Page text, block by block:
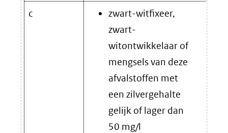
c
zwart-witfixeer,
zwart-
witontwikkelaar of
mengsels van deze
afvalstoffen met
een zilvergehalte
gelijk of lager dan
50 mg/l